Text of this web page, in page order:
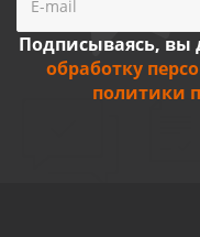
Подписываясь, вы
обработку
политики